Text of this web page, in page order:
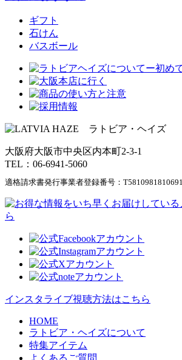
ギフト
石けん
バスボール
大阪府大阪市中央区内本町2-3-1
TEL：06-6941-5060
適格請求書発行事業者登録番号： T5810981810691
インスタライブ視聴方法はこちら
HOME
ラトビア・ヘイズについて
特集アイテム
よくあるご質問